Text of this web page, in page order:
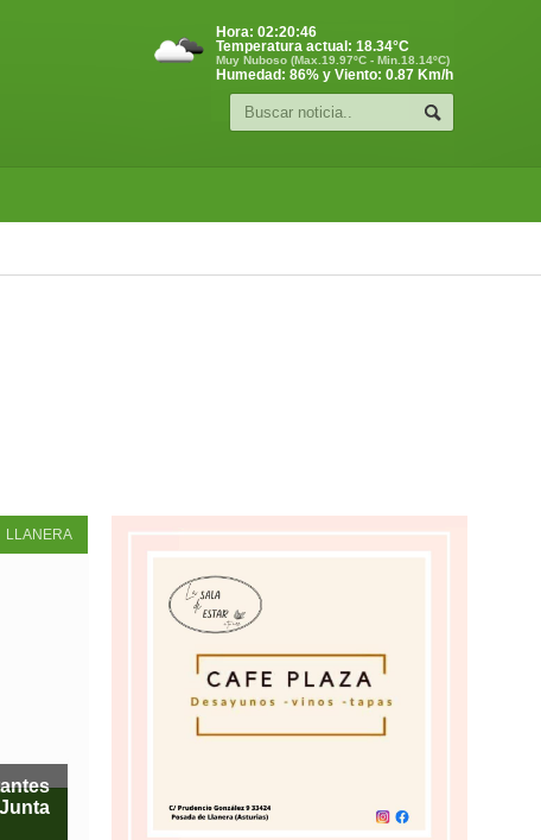
Hora: 02:20:47
Temperatura actual: 18.34°C
Muy Nuboso (Max.19.97ºC - Min.18.14ºC)
Humedad: 86% y Viento: 0.87 Km/h
LLANERA